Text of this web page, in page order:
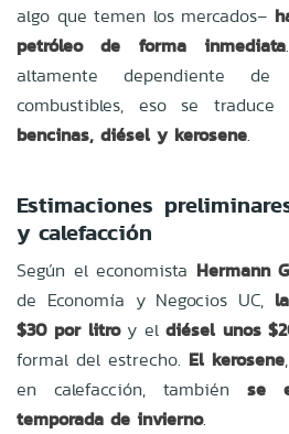
algo que temen los mercados–
petróleo de forma inmediata
altamente dependiente
combustibles, eso se
bencinas, diésel y kerosene.
Estimaciones
y calefacción
Según el economista Hermann
de Economía y Negocios UC,
$30 por litroy eldiésel unos
formal del estrecho. El kerosene
en calefacción, también se
temporada de invierno.